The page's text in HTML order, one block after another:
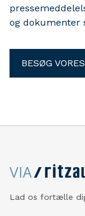
og dokumenter
BESØG
Lad os fortælle